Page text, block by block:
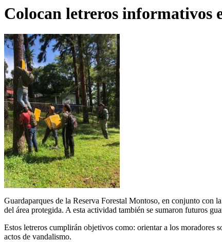
Colocan letreros informativos
Guardaparques de la Reserva Forestal Montoso, en conjunto
del área protegida. A esta actividad también se sumaron futuros
Estos letreros cumplirán objetivos como: orientar a los moradores
actos de vandalismo.